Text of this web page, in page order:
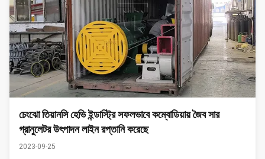
চেংঝো তিয়ানসি হেভি ইন্ডাস্ট্রি সফলভাবে কম্বোডিয়ায় জৈব সার
গ্রানুলেটর উৎপাদন লাইন রপ্তানি করেছে
2023-09-25